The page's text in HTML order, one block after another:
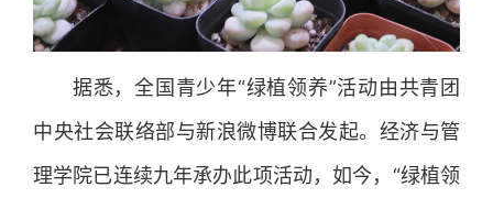
据悉，全国青少年“绿植领养”活动由共青团
中央社会联络部与新浪微博联合发起。经济与管
理学院已连续九年承办此项活动，如今，“绿植领